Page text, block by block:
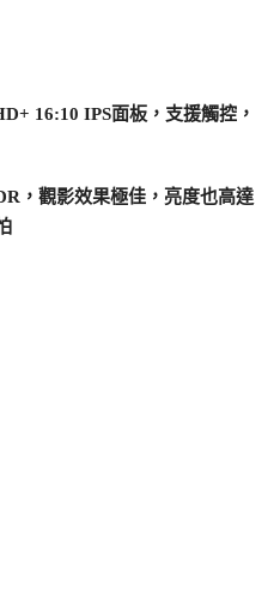
16:10 IPS面板，支援觸控，
，觀影效果極佳，亮度也高達